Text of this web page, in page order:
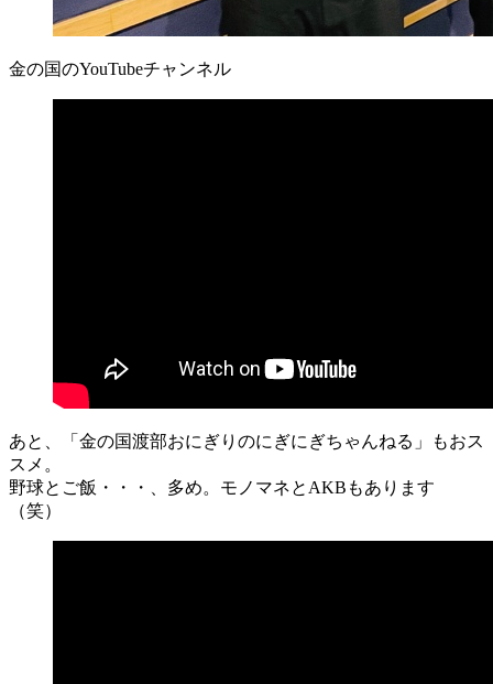
金の国のYouTubeチャンネル
あと、「金の国渡部おにぎりのにぎにぎちゃんねる」もおス
スメ。
野球とご飯・・・、多め。モノマネとAKBもあります
（笑）